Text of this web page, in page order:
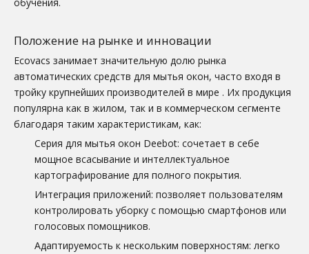
обучения.
Положение на рынке и инновации
Ecovacs занимает значительную долю рынка
автоматических средств для мытья окон, часто входя в
тройку крупнейших производителей в мире . Их продукция
популярна как в жилом, так и в коммерческом сегменте
благодаря таким характеристикам, как:
Серия для мытья окон Deebot: сочетает в себе
мощное всасывание и интеллектуальное
картографирование для полного покрытия.
Интеграция приложений: позволяет пользователям
контролировать уборку с помощью смартфонов или
голосовых помощников.
Адаптируемость к нескольким поверхностям: легко